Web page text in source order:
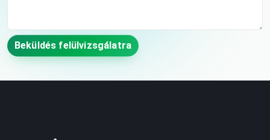
Beküldés felülvizsgálatra